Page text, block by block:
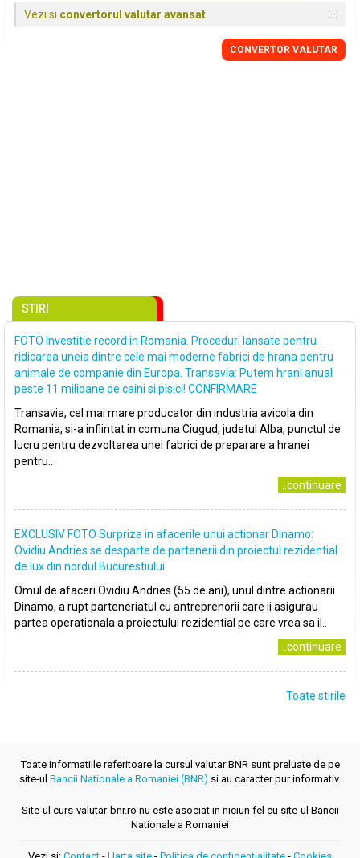
Vezi si convertorul valutar avansat
CONVERTOR VALUTAR
STIRI
FOTO Investitie record in Romania. Proceduri lansate pentru
ridicarea uneia dintre cele mai moderne fabrici de hrana pentru
animale de companie din Europa. Transavia: Putem hrani anual
peste 11 milioane de caini si pisici! CONFIRMARE
Transavia, cel mai mare producator din industria avicola din
Romania, si-a infiintat in comuna Ciugud, judetul Alba, punctul de
lucru pentru dezvoltarea unei fabrici de preparare a hranei
pentru..
..continuare
EXCLUSIV FOTO Surpriza in afacerile unui actionar Dinamo:
Ovidiu Andries se desparte de partenerii din proiectul rezidential
de lux din nordul Bucurestiului
Omul de afaceri Ovidiu Andries (55 de ani), unul dintre actionarii
Dinamo, a rupt parteneriatul cu antreprenorii care ii asigurau
partea operationala a proiectului rezidential pe care vrea sa il..
..continuare
Toate stirile
Toate informatiile referitoare la cursul valutar BNR sunt preluate de pe
site-ul Bancii Nationale a Romaniei (BNR) si au caracter pur informativ.
Site-ul curs-valutar-bnr.ro nu este asociat in niciun fel cu site-ul Bancii
Nationale a Romaniei